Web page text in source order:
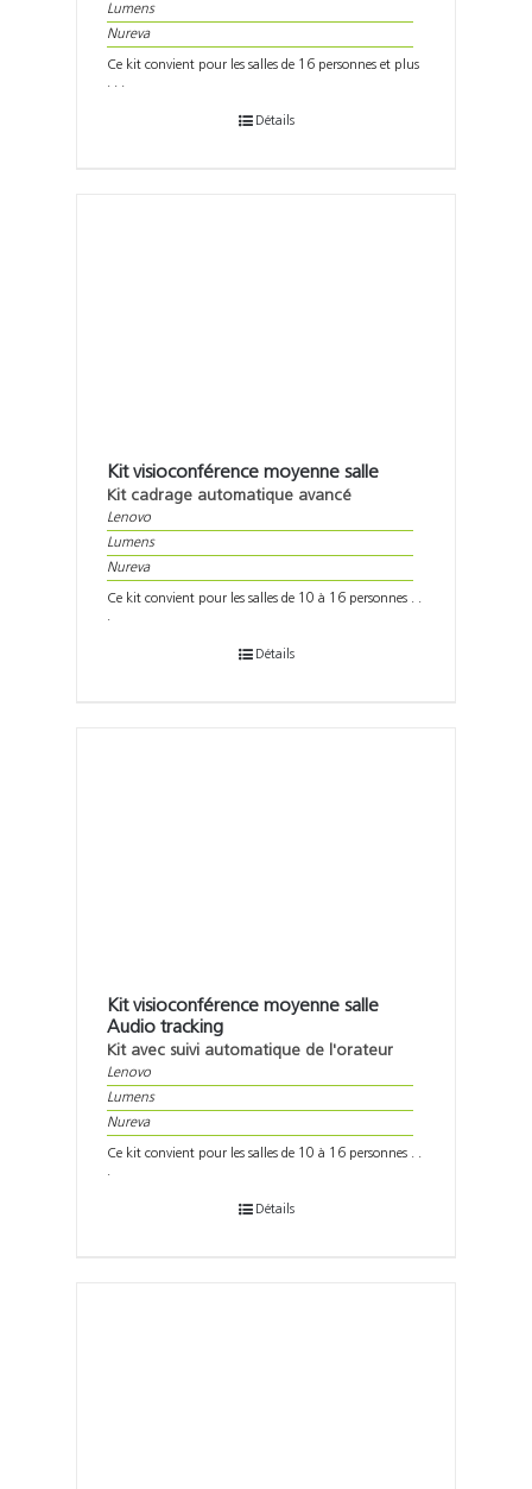
Lumens
Nureva
Ce kit convient pour les salles de 16 personnes et plus
. . .
Détails
Kit visioconférence moyenne salle
Kit cadrage automatique avancé
Lenovo
Lumens
Nureva
Ce kit convient pour les salles de 10 à 16 personnes . .
.
Détails
Kit visioconférence moyenne salle
Audio tracking
Kit avec suivi automatique de l'orateur
Lenovo
Lumens
Nureva
Ce kit convient pour les salles de 10 à 16 personnes . .
.
Détails